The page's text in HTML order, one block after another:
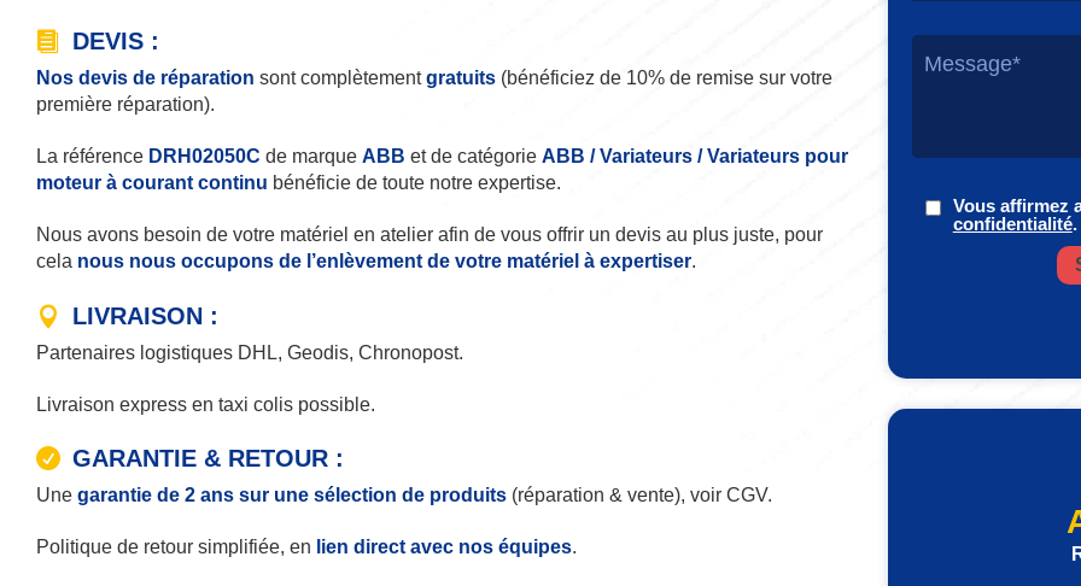
DEVIS :
Nos devis de réparation sont complètementgratuits (bénéficiez de 10% de remise sur votre
première réparation).
La référence DRH02050C de marque ABB et de catégorie ABB / Variateurs / Variateurs pour
moteur à courant continu bénéficie de toute notre expertise.
Nous avons besoin de votre matériel en atelier afin de vous offrir un devis au plus juste, pour
cela nous nous occupons de l’enlèvement de votre matériel à expertiser.
LIVRAISON :
Partenaires logistiques DHL, Geodis, Chronopost.
Livraison express en taxi colis possible.
GARANTIE & RETOUR :
Une garantie de 2 ans sur une sélection de produits (réparation & vente), voir CGV.
Politique de retour simplifiée, en lien direct avec nos équipes.
Vous affirmez
confidentialité.